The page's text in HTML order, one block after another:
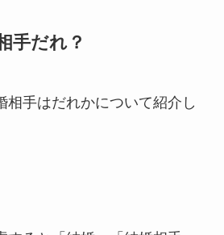
手だれ？
相手はだれかについて紹介し